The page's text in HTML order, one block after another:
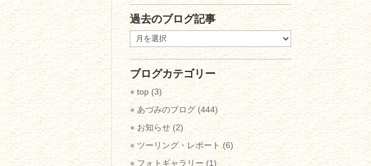
過去のブログ記事
去
ブ
ロ
事
ブログカテゴリー
top(3)
あづみのブログ(444)
お知らせ(2)
ツーリング・レポート (6)
フォトギャラリー (1)